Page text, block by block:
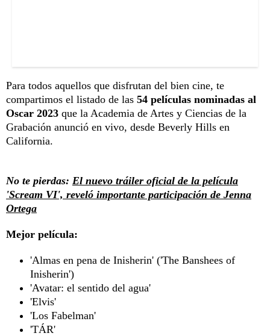
Para todos aquellos que disfrutan del bien cine, te
compartimos el listado de las 54 películas nominadas al
Oscar 2023 que la Academia de Artes y Ciencias de la
Grabación anunció en vivo, desde Beverly Hills en
California.
No te pierdas: El nuevo tráiler oficial de la película
'Scream VI', reveló importante participación de Jenna
Ortega
Mejor película:
'Almas en pena de Inisherin' ('The Banshees of
Inisherin')
'Avatar: el sentido del agua'
'Elvis'
'Los Fabelman'
'TÁR'